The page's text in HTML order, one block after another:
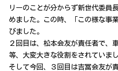
リーのことが分からず新世代委員
めました。この時、「この様な事
びました。
２回目は、松本会友が責任者で、
等、大変大きな役割をされていまし
そして今回、３回目は吉冨会友が